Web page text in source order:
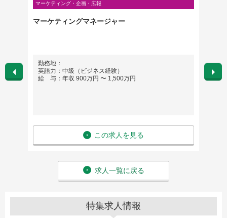
マーケティング・企画・広報
マーケティングマネージャー
勤務地：
英語力：中級（ビジネス経験）
給 与：年収 900万円 〜 1,500万円
この求人を見る
勤務
英語
給
求人一覧に戻る
特集求人情報